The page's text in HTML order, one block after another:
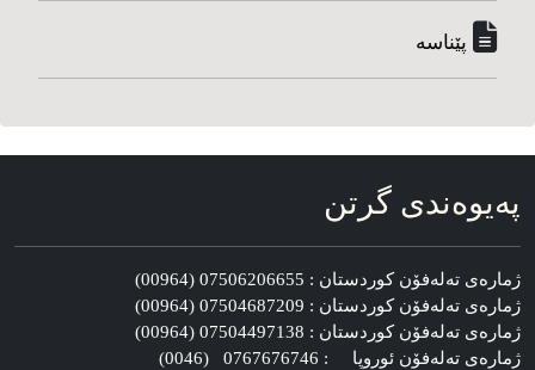
پێناسه‌
په‌یوه‌ندی گرتن
ژماره‌ی ته‌له‌فۆن کوردستان : 07506206655 (00964)
ژماره‌ی ته‌له‌فۆن کوردستان : 07504687209 (00964)
ژماره‌ی ته‌له‌فۆن کوردستان : 07504497138 (00964)
ژماره‌ی ته‌له‌فۆن ئوروپا : 0767676746 (0046)